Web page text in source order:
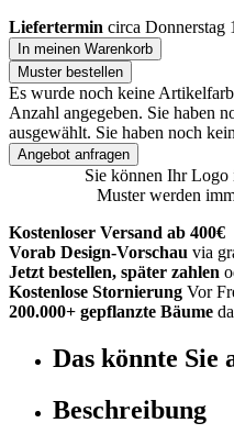
Liefertermin circa Donnerstag
In meinen Warenkorb
Muster bestellen
Es wurde noch keine
Anzahl angegeben. Sie haben
ausgewählt. Sie haben noch
Angebot anfragen
Sie können Ihr Logo
Muster werden
Kostenloser Versand ab 400€
Vorab Design-Vorschau via
Jetzt bestellen, später zahlen
Kostenlose Stornierung Vor
200.000+ gepflanzte Bäume
Das könnte Sie
Beschreibung